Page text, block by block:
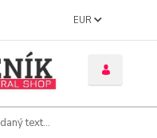
EUR